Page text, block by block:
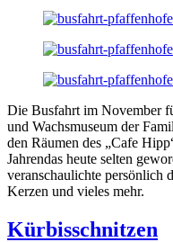
Die Busfahrt im November
und Wachsmuseum der
den Räumen des „Cafe
Jahrendas heute selten
veranschaulichte persönlich
Kerzen und vieles mehr.
Kürbisschnitzen